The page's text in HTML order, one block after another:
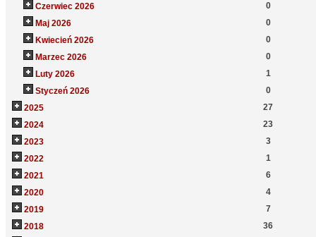
Czerwiec 2026
0
Maj 2026
0
Kwiecień 2026
0
Marzec 2026
0
Luty 2026
1
Styczeń 2026
0
2025
27
2024
23
2023
3
2022
1
2021
6
2020
4
2019
7
2018
36